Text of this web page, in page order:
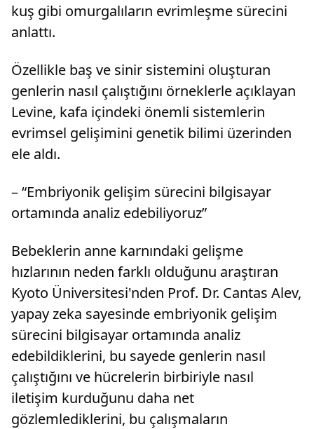
kuş gibi omurgalıların evrimleşme sürecini
anlattı.
Özellikle baş ve sinir sistemini oluşturan
genlerin nasıl çalıştığını örneklerle açıklayan
Levine, kafa içindeki önemli sistemlerin
evrimsel gelişimini genetik bilimi üzerinden
ele aldı.
– “Embriyonik gelişim sürecini bilgisayar
ortamında analiz edebiliyoruz”
Bebeklerin anne karnındaki gelişme
hızlarının neden farklı olduğunu araştıran
Kyoto Üniversitesi'nden Prof. Dr. Cantas Alev,
yapay zeka sayesinde embriyonik gelişim
sürecini bilgisayar ortamında analiz
edebildiklerini, bu sayede genlerin nasıl
çalıştığını ve hücrelerin birbiriyle nasıl
iletişim kurduğunu daha net
gözlemlediklerini, bu çalışmaların